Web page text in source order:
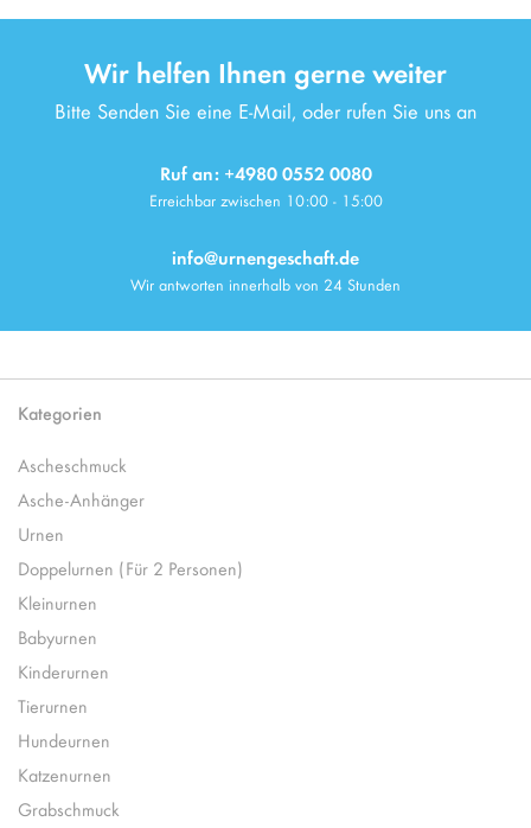
Wir helfen Ihnen gerne weiter
Bitte Senden Sie eine E-Mail, oder rufen Sie uns an
Ruf an: +4980 0552 0080
Erreichbar zwischen 10:00 - 15:00
info@urnengeschaft.de
Wir antworten innerhalb von 24 Stunden
Kategorien
Ascheschmuck
Asche-Anhänger
Urnen
Doppelurnen (Für 2 Personen)
Kleinurnen
Babyurnen
Kinderurnen
Tierurnen
Hundeurnen
Katzenurnen
Grabschmuck